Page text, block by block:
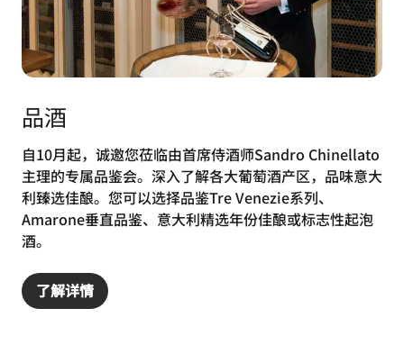
品酒
自10月起，诚邀您莅临由首席侍酒师Sandro Chinellato
主理的专属品鉴会。深入了解各大葡萄酒产区，品味意大
利臻选佳酿。您可以选择品鉴Tre Venezie系列、
Amarone垂直品鉴、意大利精选年份佳酿或标志性起泡
酒。
了解详情